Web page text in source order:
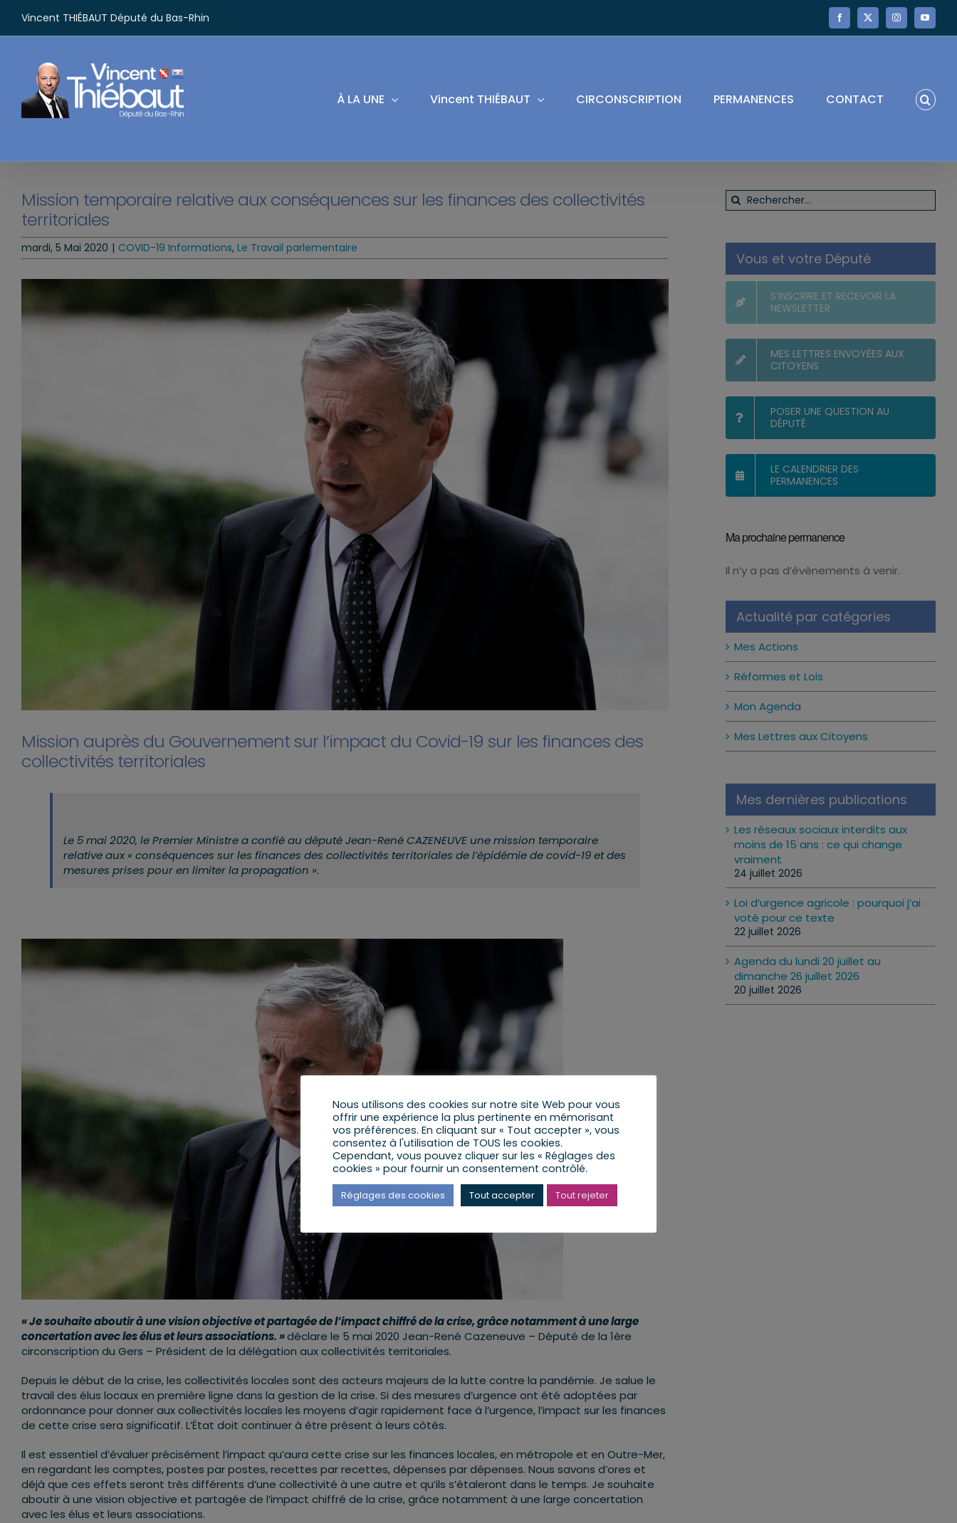
contenu
Vincent THIÉBAUT Député du Bas-Rhin Facebook
X InstagramYouTube
À LA UNE Vincent THIÉBAUT CIRCONSCRIPTION PERMANENCES CONTACT
Mission temporaire relative aux conséquences sur les finances des collectivités
territoriales
mardi, 5 Mai 2020 | COVID-19 Informations, Le Travail parlementaire
Mission auprès du Gouvernement sur l’impact du Covid-19 sur les finances des
collectivités territoriales
Le 5 mai 2020, le Premier Ministre a confié au député Jean-René CAZENEUVE une mission temporaire
relative aux « conséquences sur les finances des collectivités territoriales de l’épidémie de covid-19 et des
mesures prises pour en limiter la propagation ».
« Je souhaite aboutir à une vision objective et partagée de l’impact chiffré de la crise, grâce notamment à une large
concertation avec les élus et leurs associations. »déclare le 5 mai 2020 Jean-René Cazeneuve – Député de la 1ère
circonscription du Gers – Président de la délégation aux collectivités territoriales.
Depuis le début de la crise, les collectivités locales sont des acteurs majeurs de la lutte contre la pandémie. Je salue le
travail des élus locaux en première ligne dans la gestion de la crise. Si des mesures d’urgence ont été adoptées par
ordonnance pour donner aux collectivités locales les moyens d’agir rapidement face à l’urgence, l’impact sur les finances
de cette crise sera significatif. L’État doit continuer à être présent à leurs côtés.
Il est essentiel d’évaluer précisément l’impact qu’aura cette crise sur les finances locales, en métropole et en Outre-Mer,
en regardant les comptes, postes par postes, recettes par recettes, dépenses par dépenses. Nous savons d’ores et
déjà que ces effets seront très différents d’une collectivité à une autre et qu’ils s’étaleront dans le temps. Je souhaite
aboutir à une vision objective et partagée de l’impact chiffré de la crise, grâce notamment à une large concertation
avec les élus et leurs associations.
Rechercher:
Vous et votre Député
S’INSCRIRE ET RECEVOIR LA
NEWSLETTER
MES LETTRES ENVOYÉES AUX
CITOYENS
POSER UNE QUESTION AU
DÉPUTÉ
LE CALENDRIER DES
PERMANENCES
Ma prochaine permanence
Notice
Il n’y a pas d’évènements à venir.
Actualité par catégories
Mes Actions
Réformes et Lois
Mon Agenda
Mes Lettres aux Citoyens
Mes dernières publications
Les réseaux sociaux interdits aux
moins de 15 ans : ce qui change
vraiment
24 juillet 2026
Loi d’urgence agricole : pourquoi j’ai
voté pour ce texte
22 juillet 2026
Agenda du lundi 20 juillet au
dimanche 26 juillet 2026
20 juillet 2026
Nous utilisons des cookies sur notre site Web pour vous
offrir une expérience la plus pertinente en mémorisant
vos préférences. En cliquant sur « Tout accepter », vous
consentez à l'utilisation de TOUS les cookies.
Cependant, vous pouvez cliquer sur les « Réglages des
cookies » pour fournir un consentement contrôlé.
Réglages des cookies Tout accepter Tout rejeter